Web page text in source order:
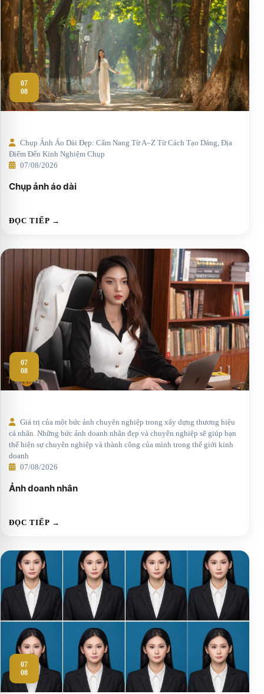
07
08
Chụp Ảnh Áo Dài Đẹp: Cẩm Nang Từ A–Z Từ Cách Tạo Dáng, Địa
Điểm Đến Kinh Nghiệm Chụp
07/08/2026
Chụp ảnh áo dài
ĐỌC TIẾP →
07
08
Giá trị của một bức ảnh chuyên nghiệp trong xây dựng thương hiệu
cá nhân. Những bức ảnh doanh nhân đẹp và chuyên nghiệp sẽ giúp bạn
thể hiện sự chuyên nghiệp và thành công của mình trong thế giới kinh
doanh
07/08/2026
Ảnh doanh nhân
ĐỌC TIẾP →
07
08